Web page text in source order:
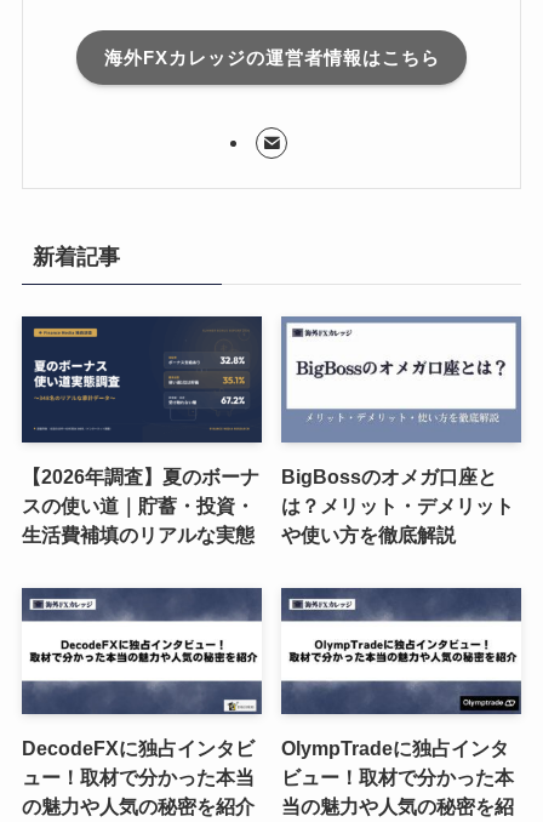
海外FXカレッジの運営者情報はこちら
新着記事
【2026年調査】夏のボーナ
スの使い道｜貯蓄・投資・
生活費補填のリアルな実態
BigBossのオメガ口座と
は？メリット・デメリット
や使い方を徹底解説
DecodeFXに独占インタビ
ュー！取材で分かった本当
の魅力や人気の秘密を紹介
OlympTradeに独占インタ
ビュー！取材で分かった本
当の魅力や人気の秘密を紹